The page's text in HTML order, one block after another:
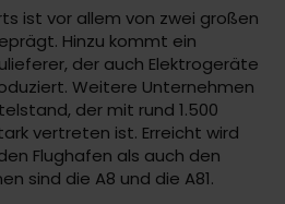
ist vor allem von zwei großen
Hinzu kommt ein
der auch Elektrogeräte
Weitere Unternehmen
der mit rund 1.500
vertreten ist. Erreicht wird
Flughafen als auch den
sind die A8 und die A81.